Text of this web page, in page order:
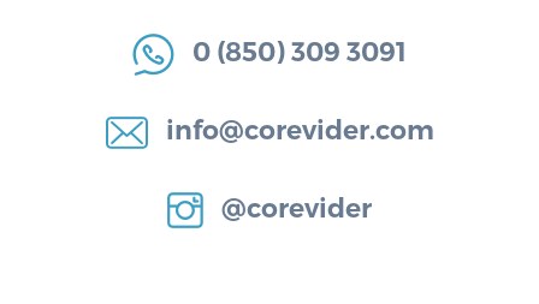
0 (850) 309 3091
info@corevider.com
@corevider